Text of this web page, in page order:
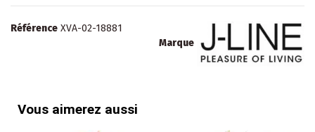
Marque
Référence XVA-02-18881
Vous aimerez aussi